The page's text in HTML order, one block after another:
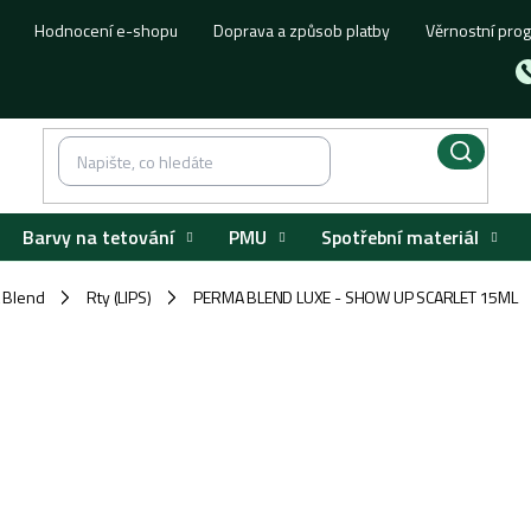
Hodnocení e-shopu Doprava a způsob platby Věrnostní
Barvy na tetování PMU Spotřební materiál
/ Rty (LIPS) / PERMA BLEND LUXE - SHOW UP SCARLET 15ML